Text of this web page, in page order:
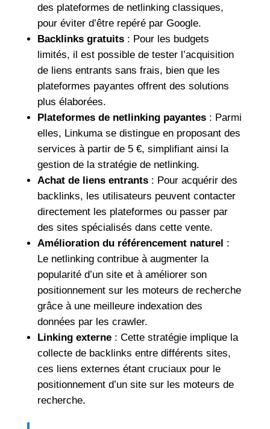
des plateformes de netlinking classiques,
pour éviter d’être repéré par Google.
Backlinks gratuits: Pour les budgets
limités, il est possible de tester l’acquisition
de liens entrants sans frais, bien que les
plateformes payantes offrent des solutions
plus élaborées.
Plateformes de netlinking payantes: Parmi
elles, Linkuma se distingue en proposant des
services à partir de 5 €, simplifiant ainsi la
gestion de la stratégie de netlinking.
Achat de liens entrants: Pour acquérir des
backlinks, les utilisateurs peuvent contacter
directement les plateformes ou passer par
des sites spécialisés dans cette vente.
Amélioration du référencement naturel :
Le netlinking contribue à augmenter la
popularité d’un site et à améliorer son
positionnement sur les moteurs de recherche
grâce à une meilleure indexation des
données par les crawler.
Linking externe: Cette stratégie implique la
collecte de backlinks entre différents sites,
ces liens externes étant cruciaux pour le
positionnement d’un site sur les moteurs de
recherche.